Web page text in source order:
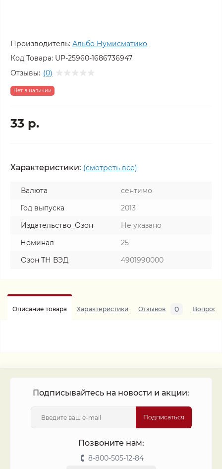
Производитель: Альбо Нумисматико
Код Товара: UP-25960-1686736947
Отзывы: (0)
Нет в наличии
33 р.
Характеристики: (смотреть все)
Валюта
сентимо
Год выпуска
2013
Издательство_Озон
Не указано
Номинал
25
Озон ТН ВЭД
4901990000
Описание товара Характеристики Отзывов 0 Вопросы
Подписывайтесь на новости и акции:
Подписаться
Позвоните нам:
8-800-505-12-84